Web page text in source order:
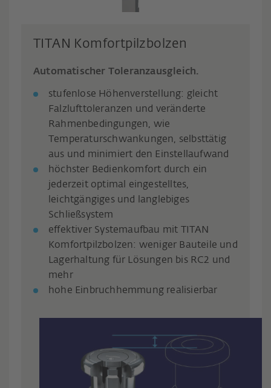
TITAN Komfortpilzbolzen
Automatischer Toleranzausgleich.
stufenlose Höhenverstellung: gleicht
Falzlufttoleranzen und veränderte
Rahmenbedingungen, wie
Temperaturschwankungen, selbsttätig
aus und minimiert den Einstellaufwand
höchster Bedienkomfort durch ein
jederzeit optimal eingestelltes,
leichtgängiges und langlebiges
Schließsystem
effektiver Systemaufbau mit TITAN
Komfortpilzbolzen: weniger Bauteile und
Lagerhaltung für Lösungen bis RC2 und
mehr
hohe Einbruchhemmung realisierbar